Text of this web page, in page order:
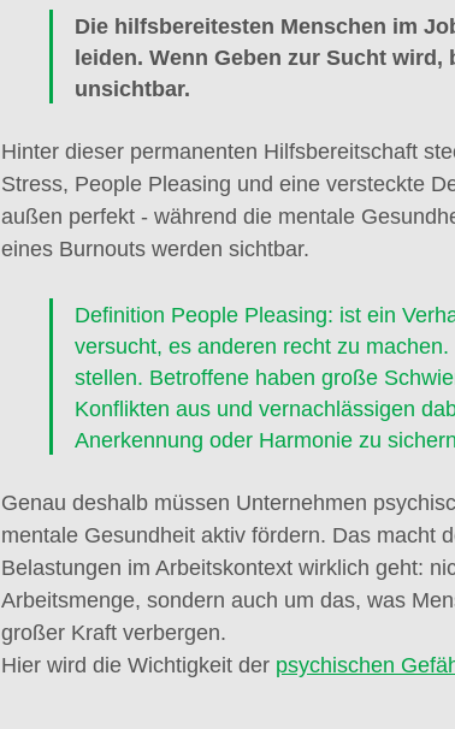
Die hilfsbereitesten Menschen im
leiden. Wenn Geben zur Sucht
unsichtbar.
Hinter dieser permanenten Hilfsbereitschaft
Stress, People Pleasing und eine versteckte
außen perfekt - während die mentale
eines Burnouts werden sichtbar.
Definition People Pleasing: ist ein
versucht, es anderen recht zu
stellen. Betroffene haben große
Konflikten aus und vernachlässigen
Anerkennung oder Harmonie zu
Genau deshalb müssen Unternehmen
mentale Gesundheit aktiv fördern. Das macht
Belastungen im Arbeitskontext wirklich geht:
Arbeitsmenge, sondern auch um das, was
großer Kraft verbergen.
Hier wird die Wichtigkeit der psychischen